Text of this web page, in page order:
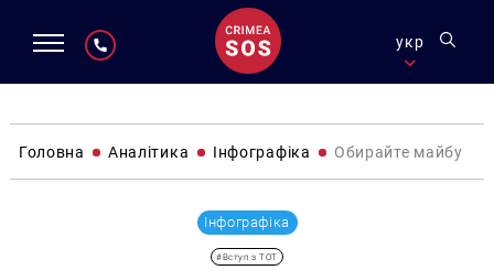
укр
Головна Аналітика Інфографіка Обирайте
Інфографіка
#Вступ з ТОТ